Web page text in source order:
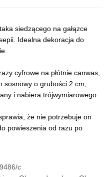
siedzącego na gałązce
Idealna dekoracja do
cyfrowe na płótnie canwas,
sosnowy o grubości 2 cm,
i nabiera trójwymiarowego
że nie potrzebuje on
powieszenia od razu po
c